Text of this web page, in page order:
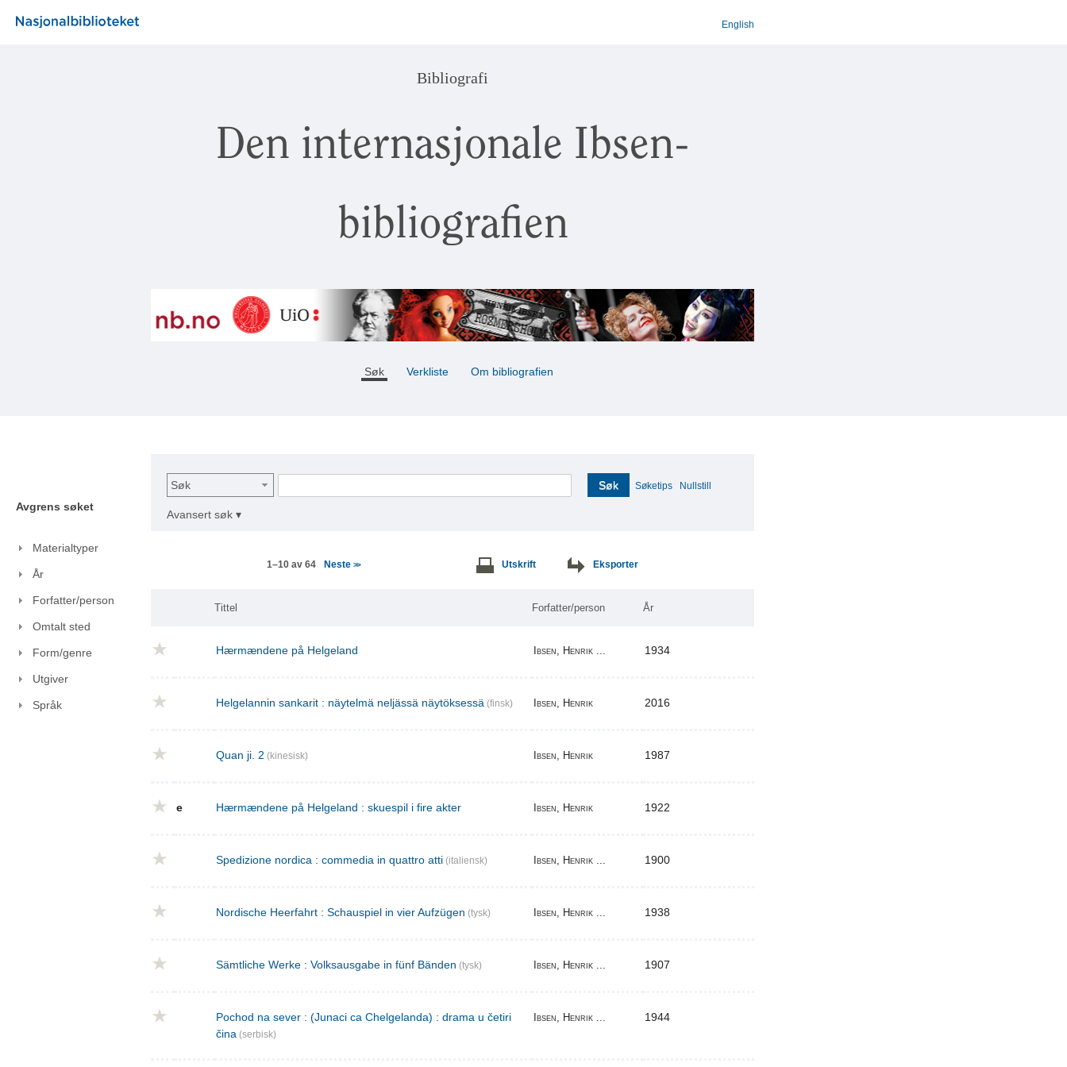
English
Bibliografi
Den internasjonale Ibsen-
bibliografien
Søk Verkliste Om bibliografien
Avgrens søket
Materialtyper
År
Forfatter/person
Omtalt sted
Form/genre
Utgiver
Språk
Søk Søk Søketips Nullstill
Avansert søk ▾
1–10 av 64 Neste>> Utskrift Eksporter
Tittel Forfatter/person År
Hærmændene på Helgeland Ibsen, Henrik ... 1934
Helgelannin sankarit : näytelmä neljässä näytöksessä (finsk) Ibsen, Henrik 2016
Quan ji. 2 (kinesisk) Ibsen, Henrik 1987
e Hærmændene på Helgeland : skuespil i fire akter Ibsen, Henrik 1922
Spedizione nordica : commedia in quattro atti (italiensk) Ibsen, Henrik ... 1900
Nordische Heerfahrt : Schauspiel in vier Aufzügen (tysk) Ibsen, Henrik ... 1938
Sämtliche Werke : Volksausgabe in fünf Bänden (tysk) Ibsen, Henrik ... 1907
Pochod na sever : (Junaci ca Chelgelanda) : drama u četiri
čina (serbisk)
Ibsen, Henrik ... 1944